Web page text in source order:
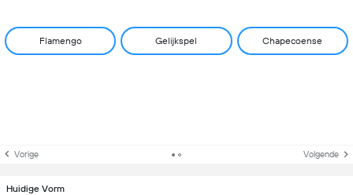
Flamengo Gelijkspel Chapecoense
Vorige Volgende
Huidige Vorm